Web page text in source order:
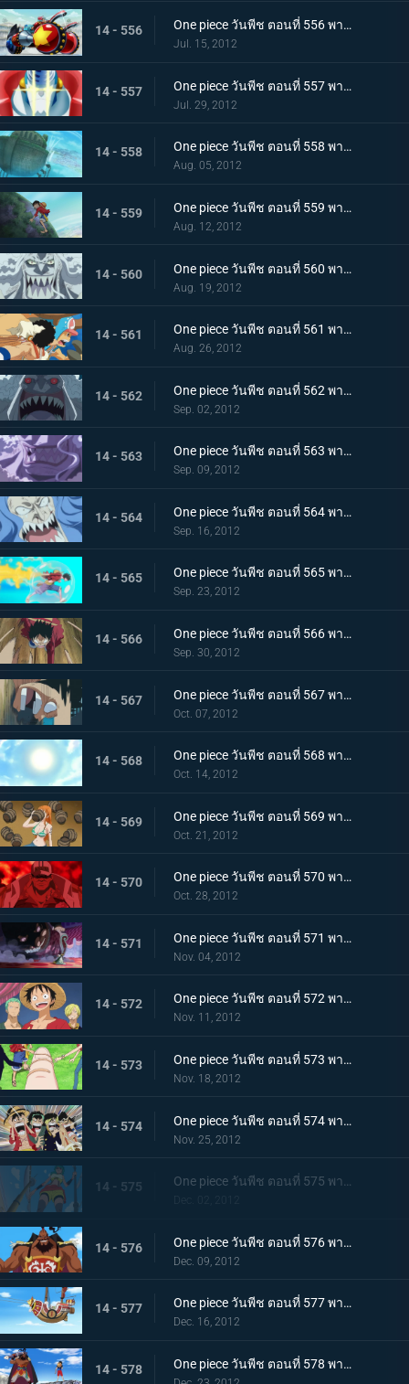
14 - 556 One piece วันพีช ตอนที่ 556 พากย์ไทย เปิดตัวครั้งแรก! อาวุธลับของเรือซันนี่!
Jul. 15, 2012
14 - 557 One piece วันพีช ตอนที่ 557 พากย์ไทย ไอรอน ไพเรท! แฟรงกี้โชกุนปรากฏกาย
Jul. 29, 2012
14 - 558 One piece วันพีช ตอนที่ 558 พากย์ไทย เรือโนอาห์ใกล้เข้ามา! เกาะมนุษย์เงือกเข้าสู่วิกฤต!
Aug. 05, 2012
14 - 559 One piece วันพีช ตอนที่ 559 พากย์ไทย เร็วเข้าลูฟี่! ชิราโฮชิ เข้าตาจนแล้ว
Aug. 12, 2012
14 - 560 One piece วันพีช ตอนที่ 560 พากย์ไทย เริ่มการต่อสู้สุดระห่ำ! ลูฟี่ ปะทะ โฮดี้!
Aug. 19, 2012
14 - 561 One piece วันพีช ตอนที่ 561 พากย์ไทย ต่อสู้ตะลุมบอน! กลุ่มหมวกฟาง ปะทะ กลุ่มโจรสลัดมนุษย์เงือกรุ่นใหม่!
Aug. 26, 2012
14 - 562 One piece วันพีช ตอนที่ 562 พากย์ไทย ลูฟี่พ่ายแพ้!? ถึงเวลาแก้แค้นของโฮดี้
Sep. 02, 2012
14 - 563 One piece วันพีช ตอนที่ 563 พากย์ไทย ความจริงที่น่าตกใจ! ตัวตนที่แท้จริงของโฮดี้!
Sep. 09, 2012
14 - 564 One piece วันพีช ตอนที่ 564 พากย์ไทย กลับสู่ศูนย์! คำขออันแรงกล้าต่อลูฟี่!
Sep. 16, 2012
14 - 565 One piece วันพีช ตอนที่ 565 พากย์ไทย ลูพี่โจมตีทุ่มสุดตัว! ระเบิดหมัด เรด ฮอว์ค
Sep. 23, 2012
14 - 566 One piece วันพีช ตอนที่ 566 พากย์ไทย ใกล้จะสิ้นสุด! ศึกตัดสินกับโฮดี้มาถึงแล้ว
Sep. 30, 2012
14 - 567 One piece วันพีช ตอนที่ 567 พากย์ไทย เรือโนอาห์จงหยุด! หมัดปืนกลช้างอันเด็ดเดี่ยว!
Oct. 07, 2012
14 - 568 One piece วันพีช ตอนที่ 568 พากย์ไทย ไปสู่อนาคต! เส้นทางที่เชื่อมไปยังแสงอาทิตย์!
Oct. 14, 2012
14 - 569 One piece วันพีช ตอนที่ 569 พากย์ไทย ความลับได้เปิดเผย!!! ความจริง?..เกี่ยวกับอาวุธโบราณ!!
Oct. 21, 2012
14 - 570 One piece วันพีช ตอนที่ 570 พากย์ไทย กลุ่มหมวกฟางตะลึง! จอมพลคนใหม่แห่งกองทัพเรือ!
Oct. 28, 2012
14 - 571 One piece วันพีช ตอนที่ 571 พากย์ไทย ผู้ชื่นชอบของหวาน! สี่จักรพรรดิ บิ๊กมัม
Nov. 04, 2012
14 - 572 One piece วันพีช ตอนที่ 572 พากย์ไทย ความยุ่งยากโถมเข้าใส่ กับดักที่รออยู่ในนิวเวิลด์
Nov. 11, 2012
14 - 573 One piece วันพีช ตอนที่ 573 พากย์ไทย ในที่สุดก็ออกเรือ! ลาก่อนเกาะมนุษย์เงือก!
Nov. 18, 2012
14 - 574 One piece วันพีช ตอนที่ 574 พากย์ไทย สู่นิวเวิลด์! มุ่งไปยังทะเลที่แข็งแกร่งที่สุด
Nov. 25, 2012
14 - 575 One piece วันพีช ตอนที่ 575 พากย์ไทย ภาคความทะเยอทะยานของเซ็ตโต้ คนยักษ์ตัวน้อย ลินลี่!
14 - 576 One piece วันพีช ตอนที่ 576 พากย์ไทย ภาคความทะเยอทะยานของเซ็ตโต้ กองทัพเรือปริศนาสุดแข็งแกร่งปรากฏตัว!
Dec. 09, 2012
14 - 577 One piece วันพีช ตอนที่ 577 พากย์ไทย ภาคความทะเยอทะยานของเซ็ตโต้ ! แผนหลบหนีครั้งยิ่งใหญ่ถวายชีวิต!
Dec. 16, 2012
14 - 578 One piece วันพีช ตอนที่ 578 พากย์ไทย ภาคความทะเยอทะยานของเซ็ตโต้ ลูฟี่ ปะทะ ชูโซะ!